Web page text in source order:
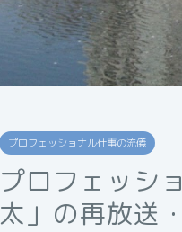
プロフェッショナル仕事の流儀
プロフェッシ
太」の再放送